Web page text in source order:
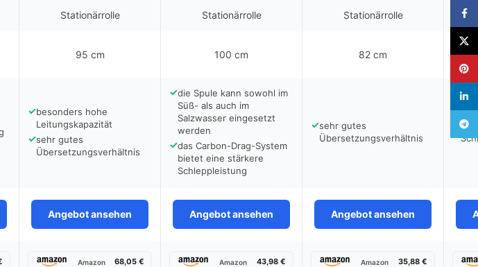
Stationärrolle Stationärrolle Stationärrolle
95 cm 100 cm 82 cm
✓besonders hohe
Leitungskapazität
✓sehr gutes
Übersetzungsverhältnis
✓die Spule kann sowohl im
Süß- als auch im
Salzwasser eingesetzt
werden
✓das Carbon-Drag-System
bietet eine stärkere
Schleppleistung
✓sehr gutes
Übersetzungsverhältnis
✓
Angebot ansehen Angebot ansehen Angebot ansehen
Amazon 68,05 € Amazon 43,98 € Amazon 35,88 €